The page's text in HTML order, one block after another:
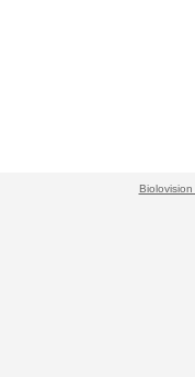
Biolovision